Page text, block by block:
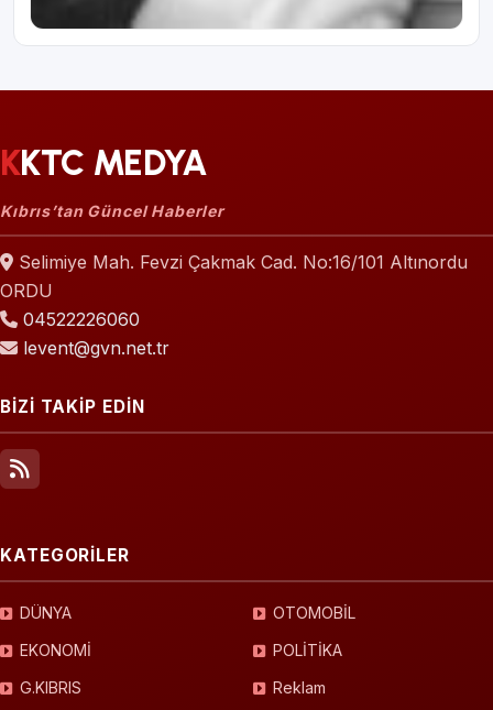
KKTC MEDYA
Kıbrıs’tan Güncel Haberler
Selimiye Mah. Fevzi Çakmak Cad. No:16/101 Altınordu
ORDU
04522226060
levent@gvn.net.tr
BİZİ TAKİP EDİN
KATEGORİLER
DÜNYA
EKONOMİ
G.KIBRIS
OTOMOBİL
POLİTİKA
Reklam